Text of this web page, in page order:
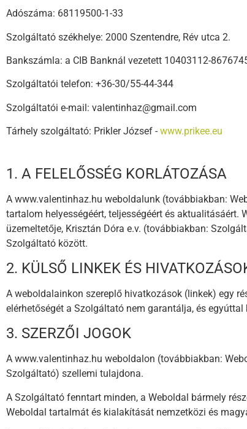
Adószáma: 68119500-1-33
Szolgáltató székhelye: 2000 Szentendre, Rév utca 2.
Bankszámla: a CIB Banknál vezetett 10403112-
Szolgáltatói telefon: +36-30/55-44-344
Szolgáltatói e-mail: valentinhaz@gmail.com
Tárhely szolgáltató: Prikler József - www.prikee.eu
1. A FELELŐSSÉG KORLÁTOZÁSA
A www.valentinhaz.hu weboldalunk (továbbiakban:
tartalom helyességéért, teljességéért és
üzemeltetője, Krisztán Dóra e.v. (továbbiakban:
Szolgáltató között.
2. KÜLSŐ LINKEK ÉS
A weboldalainkon szereplő hivatkozások (linkek) egy
elérhetőségét a Szolgáltató nem garantálja, és
3. SZERZŐI JOGOK
A www.valentinhaz.hu weboldalon (továbbiakban:
Szolgáltató) szellemi tulajdona.
A Szolgáltató fenntart minden, a Weboldal bármely
Weboldal tartalmát és kialakítását nemzetközi és